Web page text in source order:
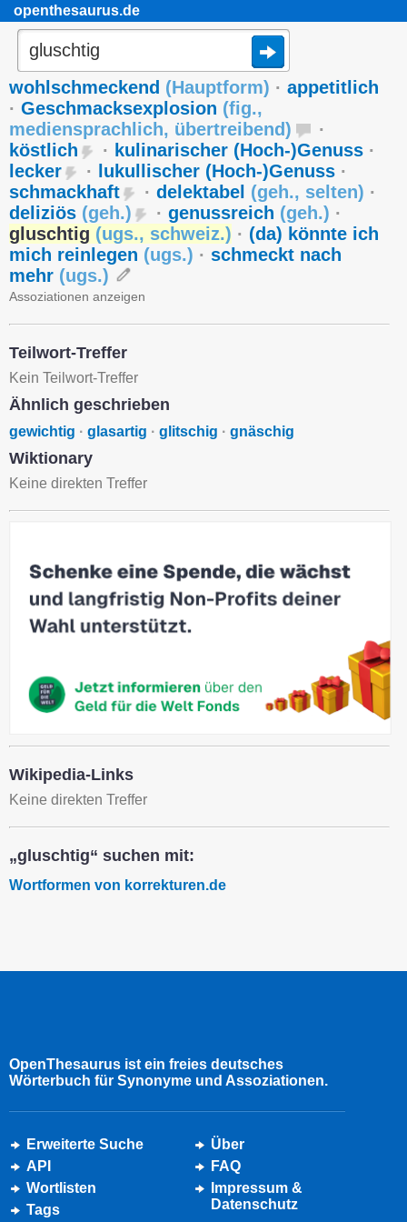
openthesaurus.de
wohlschmeckend (Hauptform) · appetitlich
· Geschmacksexplosion (fig.,
mediensprachlich, übertreibend)
·
köstlich
· kulinarischer (Hoch-)Genuss ·
lecker
· lukullischer (Hoch-)Genuss ·
schmackhaft
· delektabel (geh., selten) ·
deliziös (geh.) · genussreich (geh.) ·
gluschtig (ugs., schweiz.) · (da) könnte ich
mich reinlegen (ugs.) · schmeckt nach
mehr (ugs.)
Assoziationen anzeigen
Teilwort-Treffer
Kein Teilwort-Treffer
Ähnlich geschrieben
gewichtig · glasartig · glitschig · gnäschig
Wiktionary
Keine direkten Treffer
Wikipedia-Links
Keine direkten Treffer
„gluschtig“ suchen mit:
Wortformen von korrekturen.de
OpenThesaurus ist ein freies deutsches
Wörterbuch für Synonyme und Assoziationen.
Erweiterte Suche
API
Wortlisten
Tags
Über
FAQ
Impressum &
Datenschutz